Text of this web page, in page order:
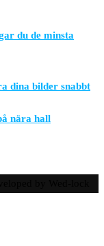
du de minsta
dina bilder snabbt
nära hall